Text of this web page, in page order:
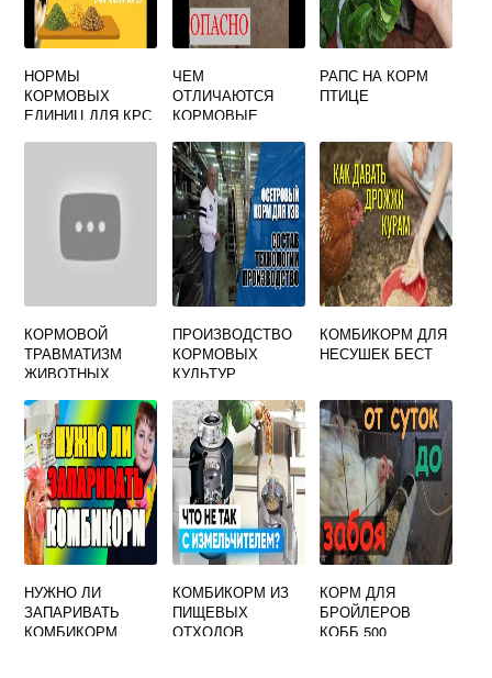
НОРМЫ
КОРМОВЫХ
ЕДИНИЦ ДЛЯ КРС
ЧЕМ
ОТЛИЧАЮТСЯ
КОРМОВЫЕ
ПЕКАРСКИХ
ДРОЖЖЕЙ
РАПС НА КОРМ
ПТИЦЕ
КОРМОВОЙ
ТРАВМАТИЗМ
ЖИВОТНЫХ
ПРОИЗВОДСТВО
КОРМОВЫХ
КУЛЬТУР
КОМБИКОРМ ДЛЯ
НЕСУШЕК БЕСТ
НУЖНО ЛИ
ЗАПАРИВАТЬ
КОМБИКОРМ
КОМБИКОРМ ИЗ
ПИЩЕВЫХ
ОТХОДОВ
КОРМ ДЛЯ
БРОЙЛЕРОВ
КОББ 500